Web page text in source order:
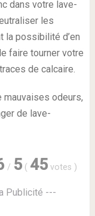
dans votre lave-
les
la possibilité d’en
faire tourner votre
de calcaire.
odeurs,
de lave-
/ 5 ( 45 votes )
Publicité ---